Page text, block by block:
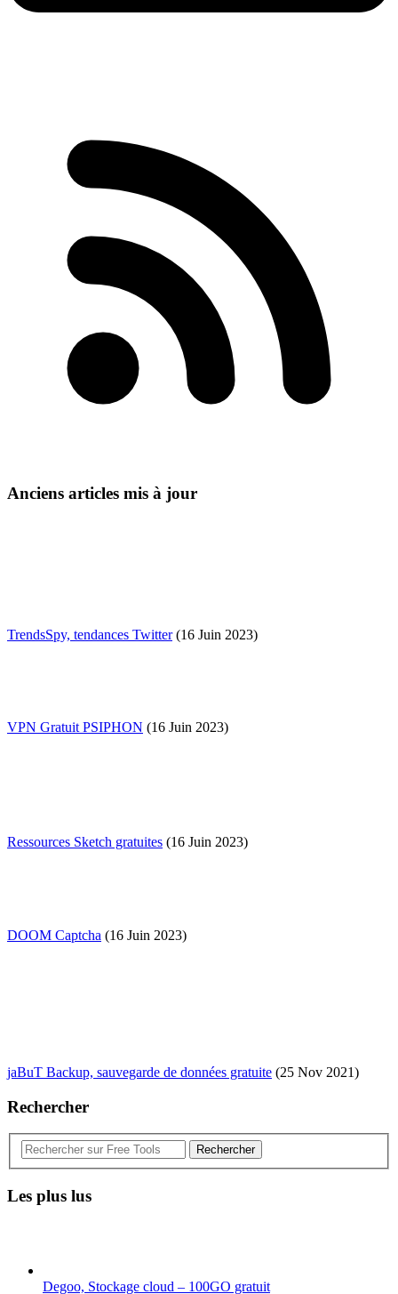
Anciens articles mis à jour
TrendsSpy, tendances Twitter(16 Juin 2023)
VPN Gratuit PSIPHON (16 Juin 2023)
Ressources Sketch gratuites (16 Juin 2023)
DOOM Captcha (16 Juin 2023)
jaBuT Backup, sauvegarde de données gratuite (25 Nov 2021)
Rechercher
Rechercher
Les plus lus
Degoo, Stockage cloud – 100GO gratuit